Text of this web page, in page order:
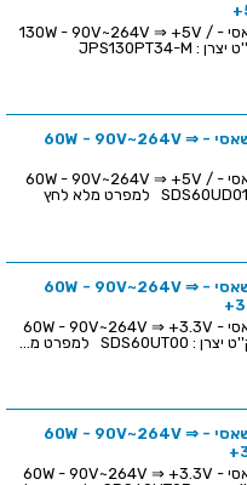
ספק כוח AC/DC לשאסי - 130W - 90V~264V ⇒ +5V /
ספק כוח AC/DC לשאסי - 60W - 90V~264V ⇒
ספק כוח AC/DC לשאסי - 60W - 90V~264V ⇒ +5V /
+12V ♦ מק''ט יצרן : SDS60UD01 למפרט מלא לחץ
ספק כוח AC/DC לשאסי - 60W - 90V~264V ⇒
ספק כוח AC/DC לשאסי - 60W - 90V~264V ⇒ +3.3V
ספק כוח AC/DC לשאסי - 60W - 90V~264V ⇒
ספק כוח AC/DC לשאסי - 60W - 90V~264V ⇒ +3.3V